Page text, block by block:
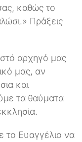
καθώς το
Πράξεις
αρχηγό μας
μας, αν
και
τα θαύματα
το Ευαγγέλιο να